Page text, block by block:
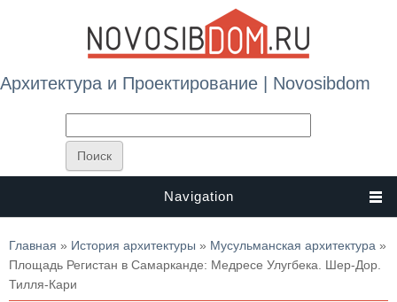
Архитектура и Проектирование | Novosibdom
Navigation
Вы здесь
Главная » История архитектуры » Мусульманская архитектура »
Площадь Регистан в Самарканде: Медресе Улугбека. Шер-Дор.
Тилля-Кари